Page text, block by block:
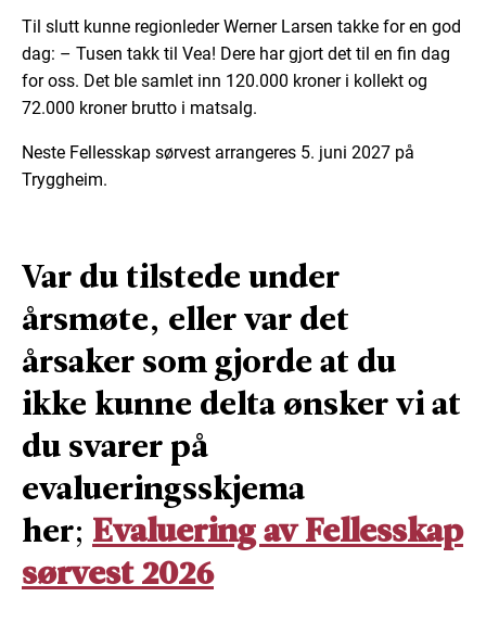
Til slutt kunne regionleder Werner Larsen takke for en god
dag: – Tusen takk til Vea! Dere har gjort det til en fin dag
for oss. Det ble samlet inn 120.000 kroner i kollekt og
72.000 kroner brutto i matsalg.
Neste Fellesskap sørvest arrangeres 5. juni 2027 på
Tryggheim.
Var du tilstede under
årsmøte, eller var det
årsaker som gjorde at du
ikke kunne delta ønsker vi at
du svarer på
evalueringsskjema
her; Evaluering av Fellesskap
sørvest 2026